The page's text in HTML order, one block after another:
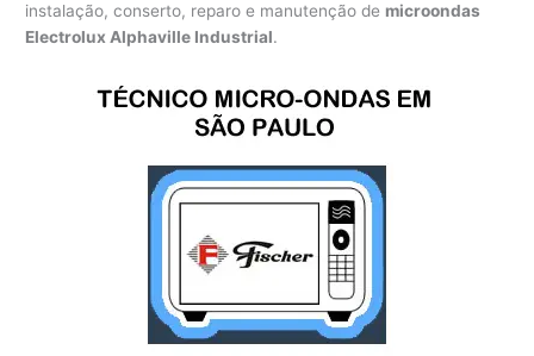
instalação, conserto, reparo e manutenção de microondas
Electrolux Alphaville Industrial.